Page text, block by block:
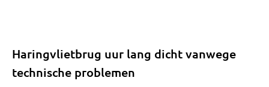
Haringvlietbrug uur lang dicht vanwege
technische problemen